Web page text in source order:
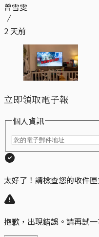
曾雪雯
2 天前
立即領取電子報
個人資訊
太好了！請檢查您的收件
抱歉，出現錯誤。請再試一